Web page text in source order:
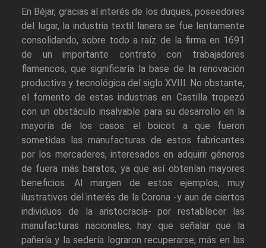
En Béjar, gracias al interés de los duques, poseedores
del lugar, la industria textil lanera se fue lentamente
consolidando, sobre todo a raíz de la firma en 1691
de un importante contrato con trabajadores
flamencos, que significaría la base de la renovación
productiva y tecnológica del siglo XVIII. No obstante,
el fomento de estas industrias en Castilla tropezó
con un obstáculo insalvable para su desarrollo en la
mayoría de los casos: el boicot a que fueron
sometidas las manufacturas de estos fabricantes
por los mercaderes, interesados en adquirir géneros
de fuera más baratos, ya que así obtenían mayores
beneficios. Al margen de estos ejemplos, muy
ilustrativos del interés de la Corona -y aun de ciertos
individuos de la aristocracia- por restablecer las
manufacturas nacionales, hay que señalar que la
pañería y la sedería lograron recuperarse, más en las